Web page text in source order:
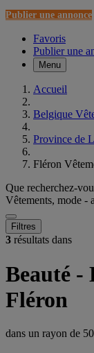
Publier une annonce
Favoris
Publier une
Menu
Accueil
Belgique
Province de
Fléron
Que recherchez-
Vêtements, mode -
Filtres
3 résultats dans
Beauté -
Fléron
dans un rayon de